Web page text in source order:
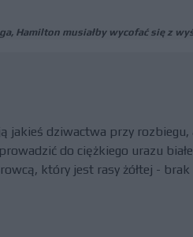
Hamilton musiałby wycofać się z
jakieś dziwactwa przy
do ciężkiego urazu
który jest rasy żółtej -